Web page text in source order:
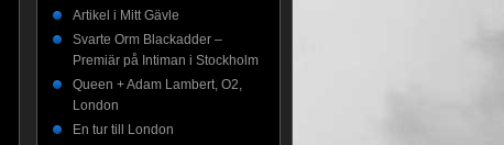
Artikel i Mitt Gävle
Svarte Orm Blackadder –
Premiär på Intiman i Stockholm
Queen + Adam Lambert, O2,
London
En tur till London